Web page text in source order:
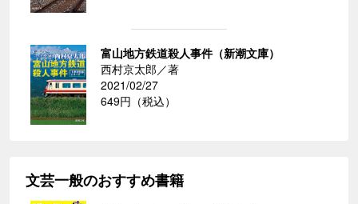
富山地方鉄道殺人事件（新潮文庫）
西村京太郎／著
2021/02/27
649円（税込）
文芸一般のおすすめ書籍